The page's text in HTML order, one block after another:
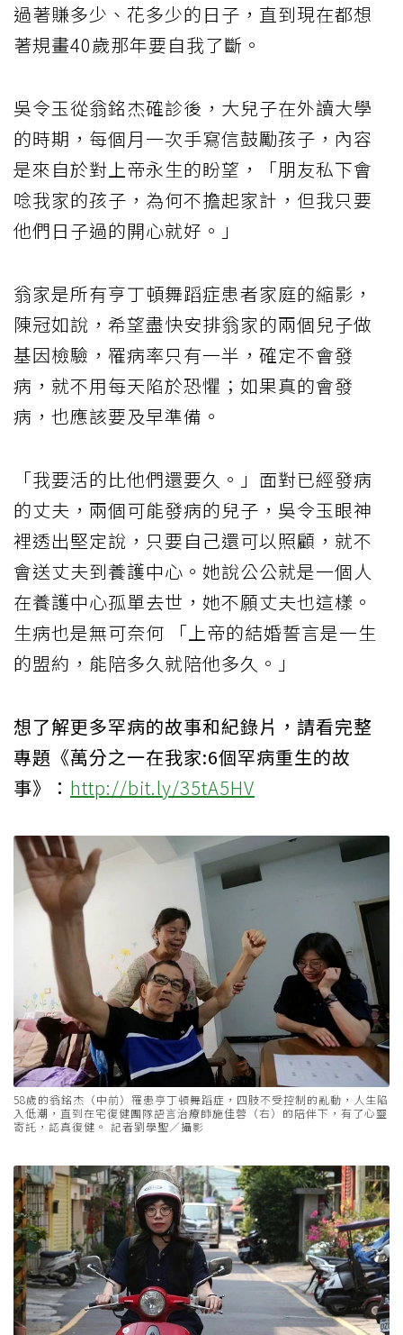
過著賺多少、花多少的日子，直到現在都想
著規畫40歲那年要自我了斷。
吳令玉從翁銘杰確診後，大兒子在外讀大學
的時期，每個月一次手寫信鼓勵孩子，內容
是來自於對上帝永生的盼望，「朋友私下會
唸我家的孩子，為何不擔起家計，但我只要
他們日子過的開心就好。」
翁家是所有亨丁頓舞蹈症患者家庭的縮影，
陳冠如說，希望盡快安排翁家的兩個兒子做
基因檢驗，罹病率只有一半，確定不會發
病，就不用每天陷於恐懼；如果真的會發
病，也應該要及早準備。
「我要活的比他們還要久。」面對已經發病
的丈夫，兩個可能發病的兒子，吳令玉眼神
裡透出堅定說，只要自己還可以照顧，就不
會送丈夫到養護中心。她說公公就是一個人
在養護中心孤單去世，她不願丈夫也這樣。
生病也是無可奈何 「上帝的結婚誓言是一生
的盟約，能陪多久就陪他多久。」
想了解更多罕病的故事和紀錄片，請看完整
專題《萬分之一在我家:6個罕病重生的故
事》： http://bit.ly/35tA5HV
58歲的翁銘杰（中前）罹患亨丁頓舞蹈症，四肢不受控制的亂動，人生陷
入低潮，直到在宅復健團隊語言治療師施佳蓉（右）的陪伴下，有了心靈
寄託，認真復健。 記者劉學聖／攝影